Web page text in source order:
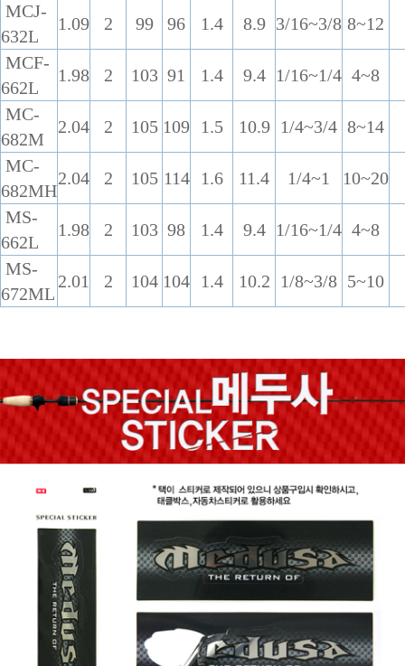
MCJ-
632L
1.09 2 99 96 1.4 8.9 3/16~3/8 8~12
MCF-
662L
1.98 2 103 91 1.4 9.4 1/16~1/4 4~8
MC-
682M
2.04 2 105 109 1.5 10.9 1/4~3/4 8~14
MC-
682MH
2.04 2 105 114 1.6 11.4 1/4~1
10~20
MS-
662L
1.98 2 103 98 1.4 9.4 1/16~1/4 4~8
MS-
672ML
2.01 2 104 104 1.4 10.2 1/8~3/8 5~10